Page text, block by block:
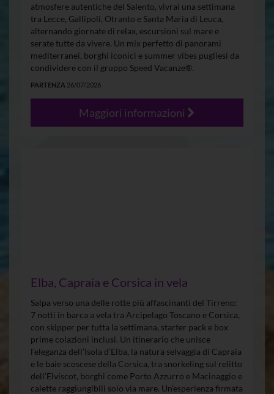
atmosfere autentiche del Salento, vivrai una settimana
tra Lecce, Gallipoli, Otranto e Santa Maria di Leuca,
alternando giornate di relax, escursioni sul mare e
serate tutte da vivere. Un mix perfetto di panorami
mediterranei, borghi iconici e summer vibes pugliesi da
condividere con il gruppo Speed Vacanze®.
PARTENZA 26/07/2026
Maggiori informazioni
Elba, Capraia e Corsica in vela
Salpa verso una delle rotte più affascinanti del Tirreno:
7 notti in barca a vela tra Arcipelago Toscano e Corsica,
con skipper per tutta la settimana, starter pack e box
prime colazioni inclusi. Un itinerario che unisce
l’eleganza dell’Isola d’Elba, la natura selvaggia di Capraia
e le baie scoscese della Corsica, tra snorkeling sul relitto
dell’Elviscot, borghi come Porto Azzurro e Macinaggio e
calette raggiungibili solo via mare. Un’esperienza firmata